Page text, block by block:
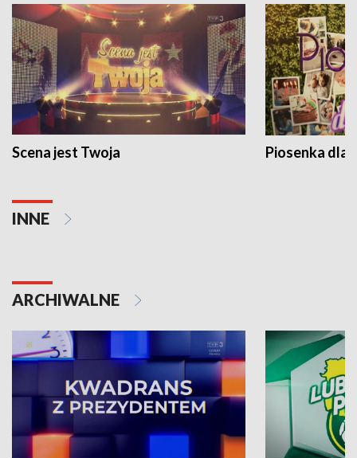
Scena jest Twoja Piosenka dla
INNE
ARCHIWALNE